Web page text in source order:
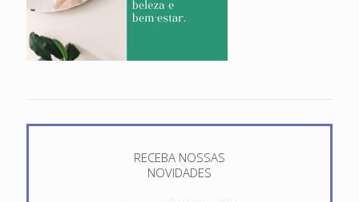
RECEBA NOSSAS
NOVIDADES